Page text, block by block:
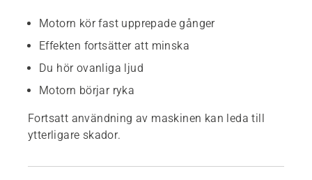
Motorn kör fast upprepade gånger
Effekten fortsätter att minska
Du hör ovanliga ljud
Motorn börjar ryka
Fortsatt användning av maskinen kan leda till
ytterligare skador.